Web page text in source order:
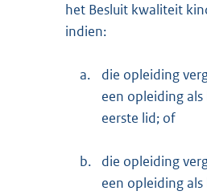
het Besluit kwaliteit
indien:
a.
die opleiding
een opleiding
eerste lid; of
b.
die opleiding
een opleiding